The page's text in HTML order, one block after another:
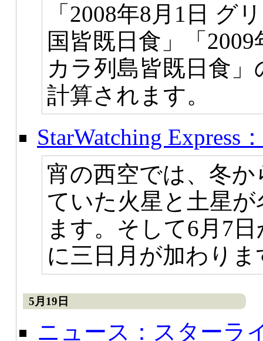
「2008年8月1日 グ
国皆既日食」「
カラ列島皆既日食
計算されます。
StarWatching
宵の西空では、冬
ていた火星と土星
ます。そして6月7
に三日月が加わりま
5月19日
ニュース：スターラ